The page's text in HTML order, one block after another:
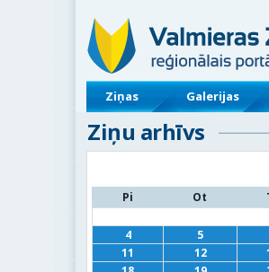
Ziņas Galerijas
Ziņu arhīvs
Pi Ot
4
5
11
12